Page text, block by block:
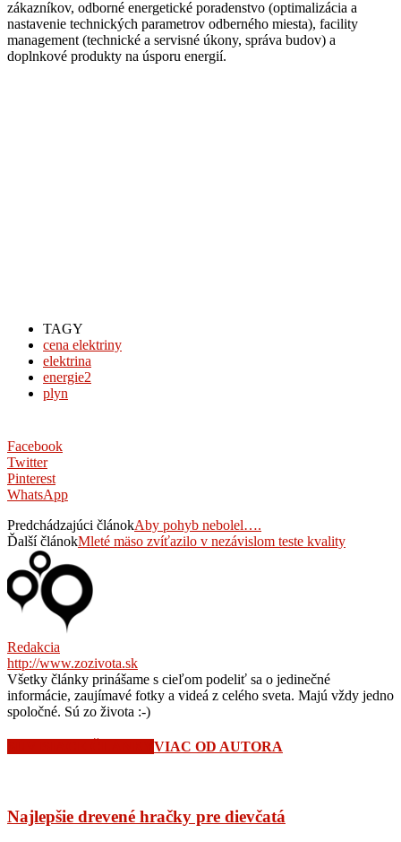
zákazníkov, odborné energetické poradenstvo (optimalizácia a
nastavenie technických parametrov odberného miesta), facility
management (technické a servisné úkony, správa budov) a
doplnkové produkty na úsporu energií.
TAGY
cena elektriny
elektrina
energie2
plyn
Facebook
Twitter
Pinterest
WhatsApp
Predchádzajúci článokAby pohyb nebolel….
Ďalší článokMleté mäso zvíťazilo v nezávislom teste kvality
Redakcia
http://www.zozivota.sk
Všetky články prinášame s cieľom podeliť sa o jedinečné
informácie, zaujímavé fotky a videá z celého sveta. Majú vždy jedno
spoločné. Sú zo života :-)
VIAC OD AUTORA
Najlepšie drevené hračky pre dievčatá